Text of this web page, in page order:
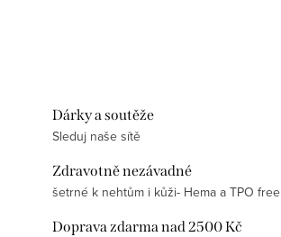
Dárky a soutěže
Sleduj naše sítě
Zdravotně nezávadné
šetrné k nehtům i kůži- Hema a TPO free
Doprava zdarma nad 2500 Kč